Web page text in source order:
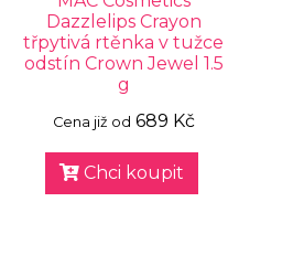
Dazzlelips Crayon
třpytivá rtěnka v tužce
odstín Crown Jewel 1.5
g
Cena již od 689 Kč
Chci koupit